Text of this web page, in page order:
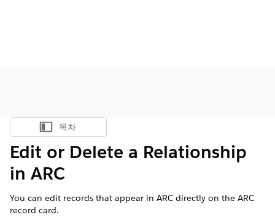
목차 표시
목차
Edit or Delete a Relationship
in ARC
You can edit records that appear in ARC directly on the ARC
record card.